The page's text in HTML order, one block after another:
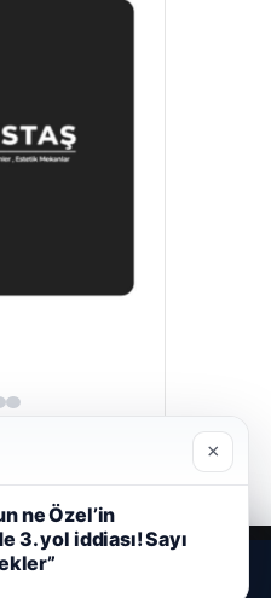
×
ne Özel’in
3. yol iddiası! Sayı